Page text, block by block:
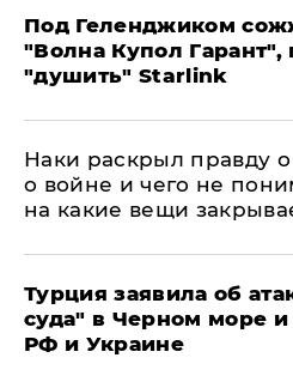
Под Геленджиком
"Волна Купол
"душить" Starlink
Наки раскрыл правду о
о войне и чего не
на какие вещи
Турция заявила об
суда" в Черном море и
РФ и Украине